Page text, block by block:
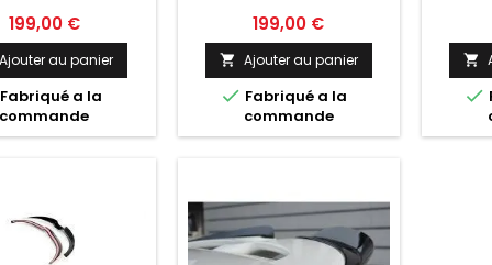
Prix
199,00 €
Ajouter au panier
a la
commande
Prix
199,00 €
 Ajouter au panier
 Fabriqué a la
commande

